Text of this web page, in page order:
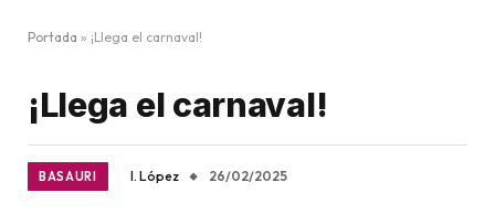
Portada » ¡Llega el carnaval!
¡Llega el carnaval!
BASAURI I. López 26/02/2025